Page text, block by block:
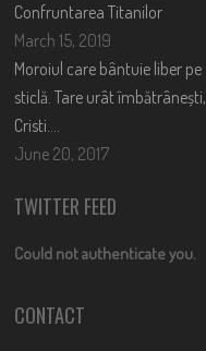
Confruntarea Titanilor
March 15, 2019
Moroiul care bântuie liber pe
sticlă. Tare urât îmbătrânești,
Cristi….
June 20, 2017
TWITTER FEED
Could not authenticate you.
CONTACT